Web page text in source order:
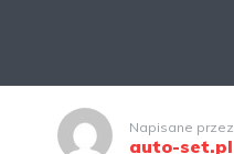
Napisane przez
auto-set.pl